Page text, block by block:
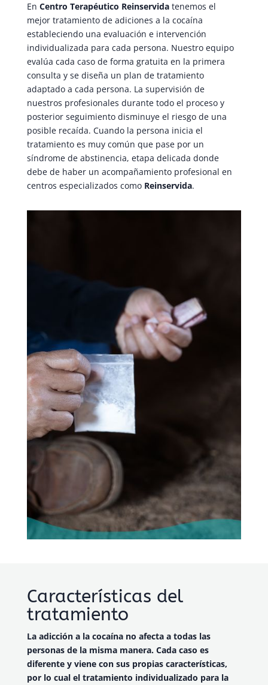
En Centro Terapéutico Reinservidatenemos el
mejor tratamiento de adiciones a la cocaína
estableciendo una evaluación e intervención
individualizada para cada persona. Nuestro equipo
evalúa cada caso de forma gratuita en la primera
consulta y se diseña un plan de tratamiento
adaptado a cada persona. La supervisión de
nuestros profesionales durante todo el proceso y
posterior seguimiento disminuye el riesgo de una
posible recaída. Cuando la persona inicia el
tratamiento es muy común que pase por un
síndrome de abstinencia, etapa delicada donde
debe de haber un acompañamiento profesional en
centros especializados como Reinservida.
Características del
tratamiento
La adicción a la cocaína no afecta a todas las
personas de la misma manera. Cada caso es
diferente y viene con sus propias características,
por lo cual el tratamiento individualizado para la